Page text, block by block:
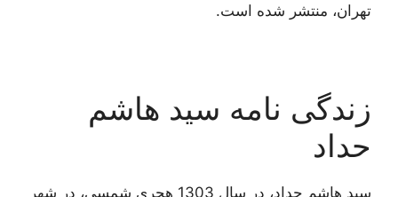
تهران، منتشر شده است.
زندگی نامه سید هاشم
حداد
سید هاشم حداد، در سال 1303 هجری شمسی، در شهر